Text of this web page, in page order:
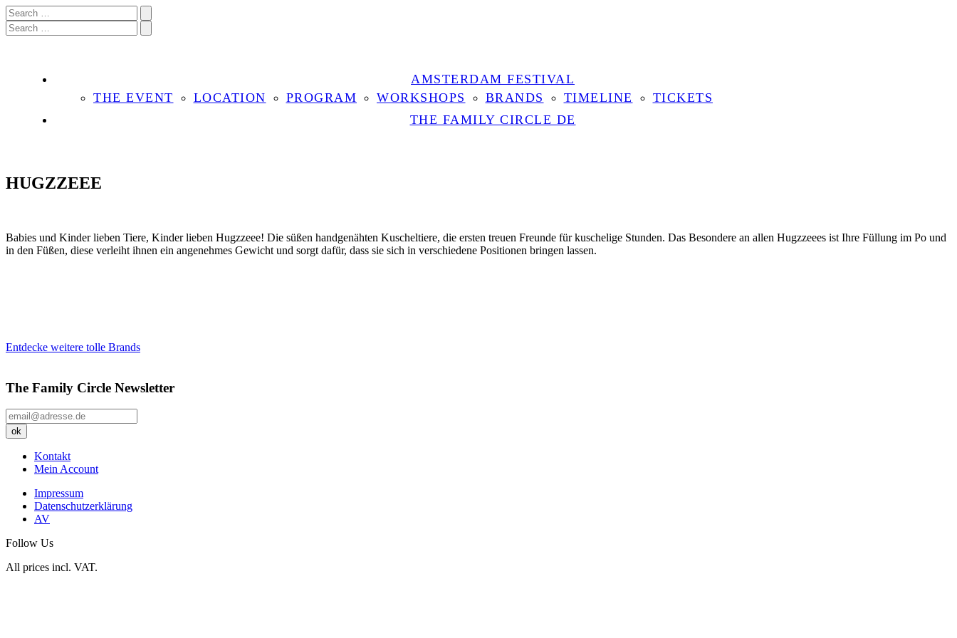
AMSTERDAM FESTIVAL
THE EVENT
LOCATION PROGRAM WORKSHOPS BRANDS TIMELINE
TICKETS
THE FAMILY CIRCLE DE
HUGZZEEE
Babies und Kinder lieben Tiere, Kinder lieben Hugzzeee! Die süßen handgenähten Kuscheltiere, die ersten treuen Freunde für kuschelige Stunden. Das Besondere an allen Hugzzeees ist Ihre Füllung im Po und
in den Füßen, diese verleiht ihnen ein angenehmes Gewicht und sorgt dafür, dass sie sich in verschiedene Positionen bringen lassen.
Entdecke weitere tolle Brands
The Family Circle Newsletter
Kontakt
Mein Account
Impressum
Datenschutzerklärung
AV
Follow Us
All prices incl. VAT.